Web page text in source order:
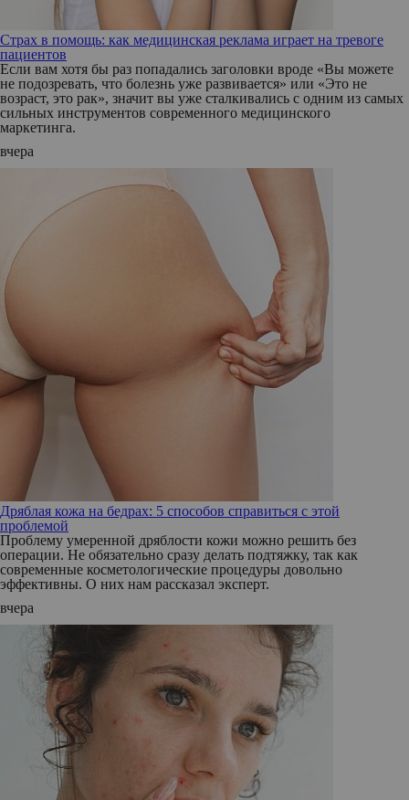
Страх в помощь: как медицинская реклама играет на тревоге
пациентов
Если вам хотя бы раз попадались заголовки вроде «Вы можете
не подозревать, что болезнь уже развивается» или «Это не
возраст, это рак», значит вы уже сталкивались с одним из самых
сильных инструментов современного медицинского
маркетинга.
вчера
Дряблая кожа на бедрах: 5 способов справиться с этой
проблемой
Проблему умеренной дряблости кожи можно решить без
операции. Не обязательно сразу делать подтяжку, так как
современные косметологические процедуры довольно
эффективны. О них нам рассказал эксперт.
вчера